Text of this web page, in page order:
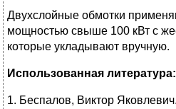
Двухслойные обмотки
мощностью свыше 100 кВт с
которые укладывают вручную.
Использованная литература:
1. Беспалов, Виктор